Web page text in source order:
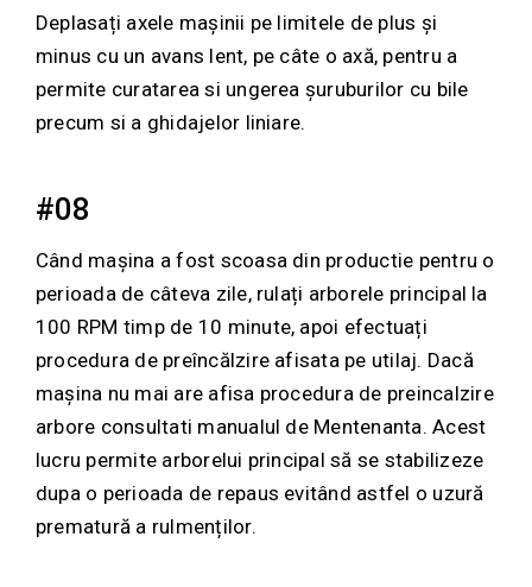
Deplasați axele mașinii pe limitele de plus și
minus cu un avans lent, pe câte o axă, pentru a
permite curatarea si ungerea șuruburilor cu bile
precum si a ghidajelor liniare.
#08
Când mașina a fost scoasa din productie pentru o
perioada de câteva zile, rulați arborele principal la
100 RPM timp de 10 minute, apoi efectuați
procedura de preîncălzire afisata pe utilaj. Dacă
mașina nu mai are afisa procedura de preincalzire
arbore consultati manualul de Mentenanta. Acest
lucru permite arborelui principal să se stabilizeze
dupa o perioada de repaus evitând astfel o uzură
prematură a rulmenților.